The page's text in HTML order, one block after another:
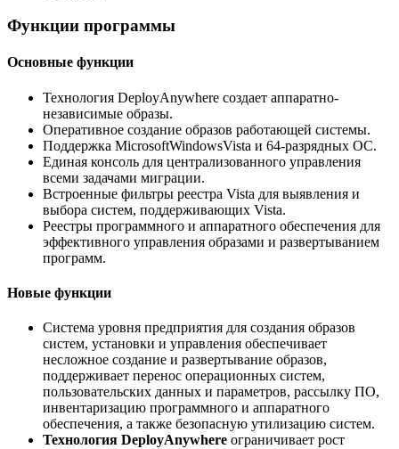
Функции программы
Основные функции
Технология DeployAnywhere создает аппаратно-
независимые образы.
Оперативное создание образов работающей системы.
Поддержка MicrosoftWindowsVista и 64-разрядных ОС.
Единая консоль для централизованного управления
всеми задачами миграции.
Встроенные фильтры реестра Vista для выявления и
выбора систем, поддерживающих Vista.
Реестры программного и аппаратного обеспечения для
эффективного управления образами и развертыванием
программ.
Новые функции
Cистема уровня предприятия для создания образов
систем, установки и управления обеспечивает
несложное создание и развертывание образов,
поддерживает перенос операционных систем,
пользовательских данных и параметров, рассылку ПО,
инвентаризацию программного и аппаратного
обеспечения, а также безопасную утилизацию систем.
Технология DeployAnywhere ограничивает рост